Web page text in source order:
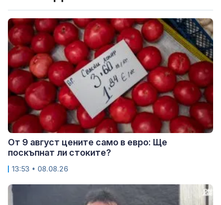
От 9 август цените само в евро: Ще
поскъпнат ли стоките?
13:53 • 08.08.26